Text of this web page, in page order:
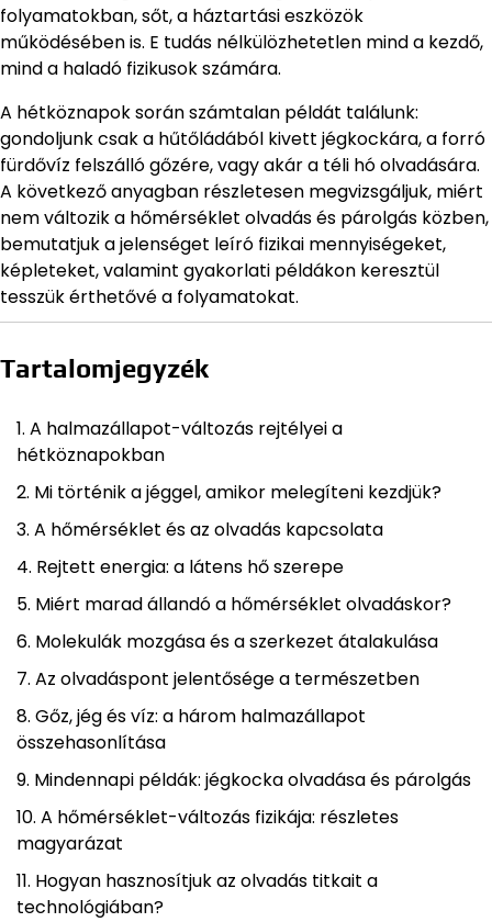
folyamatokban, sőt, a háztartási eszközök
működésében is. E tudás nélkülözhetetlen mind a kezdő,
mind a haladó fizikusok számára.
A hétköznapok során számtalan példát találunk:
gondoljunk csak a hűtőládából kivett jégkockára, a forró
fürdővíz felszálló gőzére, vagy akár a téli hó olvadására.
A következő anyagban részletesen megvizsgáljuk, miért
nem változik a hőmérséklet olvadás és párolgás közben,
bemutatjuk a jelenséget leíró fizikai mennyiségeket,
képleteket, valamint gyakorlati példákon keresztül
tesszük érthetővé a folyamatokat.
Tartalomjegyzék
A halmazállapot-változás rejtélyei a
hétköznapokban
Mi történik a jéggel, amikor melegíteni kezdjük?
A hőmérséklet és az olvadás kapcsolata
Rejtett energia: a látens hő szerepe
Miért marad állandó a hőmérséklet olvadáskor?
Molekulák mozgása és a szerkezet átalakulása
Az olvadáspont jelentősége a természetben
Gőz, jég és víz: a három halmazállapot
összehasonlítása
Mindennapi példák: jégkocka olvadása és párolgás
A hőmérséklet-változás fizikája: részletes
magyarázat
Hogyan hasznosítjuk az olvadás titkait a
technológiában?